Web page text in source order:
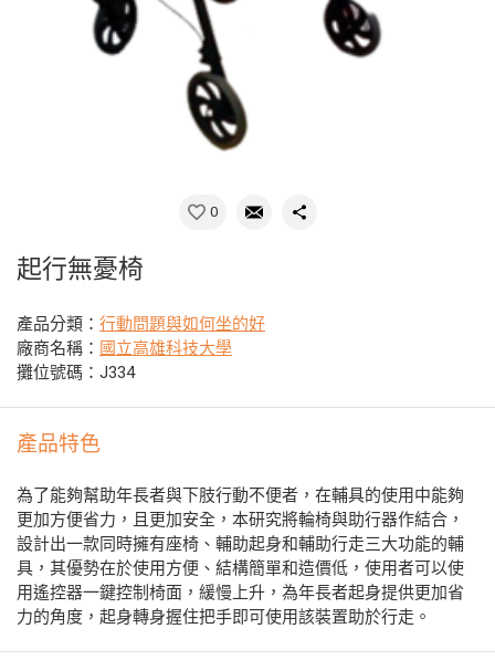
0
起行無憂椅
產品分類： 行動問題與如何坐的好
廠商名稱： 國立高雄科技大學
攤位號碼：J334
產品特色
為了能夠幫助年長者與下肢行動不便者，在輔具的使用中能夠
更加方便省力，且更加安全，本研究將輪椅與助行器作結合，
設計出一款同時擁有座椅、輔助起身和輔助行走三大功能的輔
具，其優勢在於使用方便、結構簡單和造價低，使用者可以使
用遙控器一鍵控制椅面，緩慢上升，為年長者起身提供更加省
力的角度，起身轉身握住把手即可使用該裝置助於行走。